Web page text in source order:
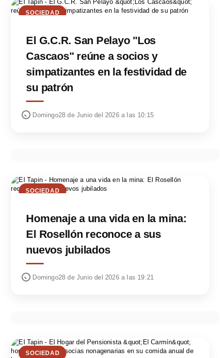
SOCIEDAD
El G.C.R. San Pelayo "Los
Cascaos" reúne a socios y
simpatizantes en la festividad de
su patrón
Domingo28 de Junio del 2026 a las 10:15
SOCIEDAD
Homenaje a una vida en la mina:
El Rosellón reconoce a sus
nuevos jubilados
Domingo28 de Junio del 2026 a las 19:21
SOCIEDAD